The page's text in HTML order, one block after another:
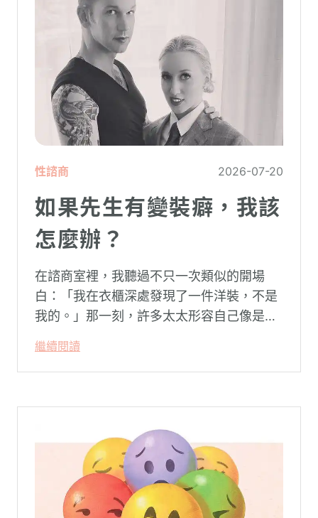
性諮商 2026-07-20
如果先生有變裝癖，我該
怎麼辦？
在諮商室裡，我聽過不只一次類似的開場
白：「我在衣櫃深處發現了一件洋裝，不是
我的。」那一刻，許多太太形容自己像是踩
陌生。
繼續閱讀